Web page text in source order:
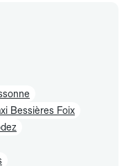
Bessières Foix